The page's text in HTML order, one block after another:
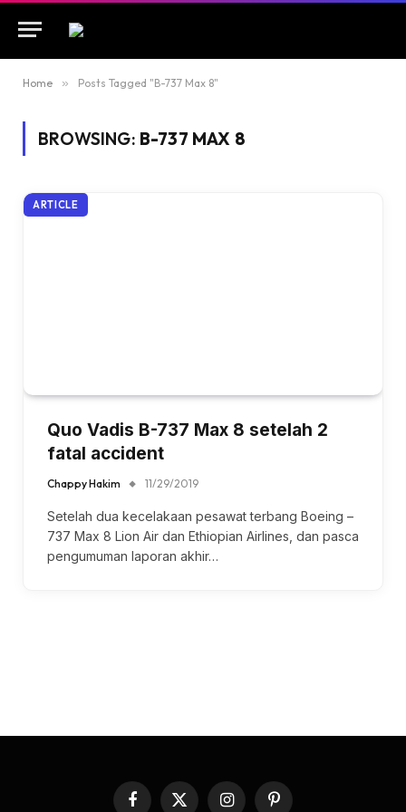
Home » Posts Tagged "B-737 Max 8"
BROWSING: B-737 MAX 8
ARTICLE
Quo Vadis B-737 Max 8 setelah 2
fatal accident
Chappy Hakim 11/29/2019
Setelah dua kecelakaan pesawat terbang Boeing –
737 Max 8 Lion Air dan Ethiopian Airlines, dan pasca
pengumuman laporan akhir…
Facebook
X InstagramPinterest